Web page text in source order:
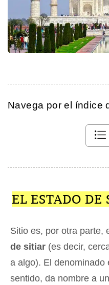
Navega por el índice
EL ESTADO DE
Sitio es, por otra parte,
de sitiar (es decir,
a algo). El denominado
sentido, da nombre a